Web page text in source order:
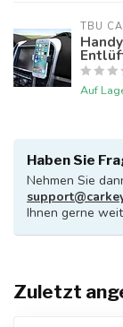
TBU
Auf
Haben Sie
Nehmen Sie
Ihnen gerne
Zuletzt